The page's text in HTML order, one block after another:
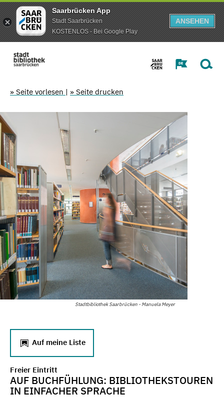
Saarbrücken App
Stadt Saarbrücken
KOSTENLOS - Bei Google Play
ANSEHEN
» Seite vorlesen | » Seite drucken
Stadtbibliothek Saarbrücken - Manuela Meyer
Auf meine Liste
Freier Eintritt
AUF BUCHFÜHLUNG: BIBLIOTHEKSTOUREN
IN EINFACHER SPRACHE